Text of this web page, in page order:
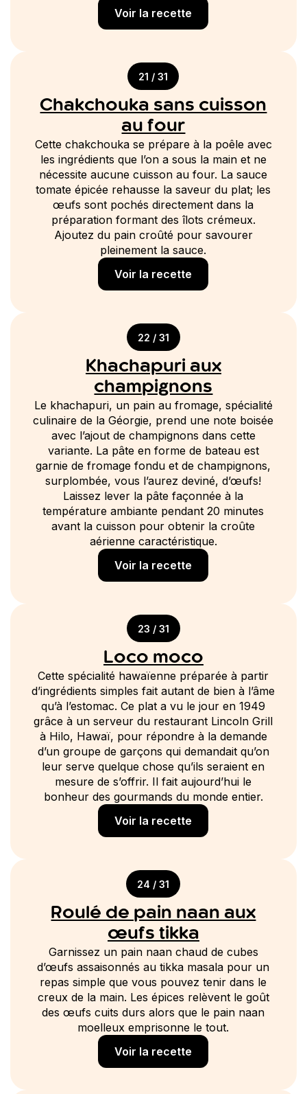
Voir la recette
21 / 31
Chakchouka sans cuisson
au four
Cette chakchouka se prépare à la poêle avec
les ingrédients que l’on a sous la main et ne
nécessite aucune cuisson au four. La sauce
tomate épicée rehausse la saveur du plat; les
œufs sont pochés directement dans la
préparation formant des îlots crémeux.
Ajoutez du pain croûté pour savourer
pleinement la sauce.
Voir la recette
22 / 31
Khachapuri aux
champignons
Le khachapuri, un pain au fromage, spécialité
culinaire de la Géorgie, prend une note boisée
avec l’ajout de champignons dans cette
variante. La pâte en forme de bateau est
garnie de fromage fondu et de champignons,
surplombée, vous l’aurez deviné, d’œufs!
Laissez lever la pâte façonnée à la
température ambiante pendant 20 minutes
avant la cuisson pour obtenir la croûte
aérienne caractéristique.
Voir la recette
23 / 31
Loco moco
Cette spécialité hawaïenne préparée à partir
d’ingrédients simples fait autant de bien à l’âme
qu’à l’estomac. Ce plat a vu le jour en 1949
grâce à un serveur du restaurant Lincoln Grill
à Hilo, Hawaï, pour répondre à la demande
d’un groupe de garçons qui demandait qu’on
leur serve quelque chose qu’ils seraient en
mesure de s’offrir. Il fait aujourd’hui le
bonheur des gourmands du monde entier.
Voir la recette
24 / 31
Roulé de pain naan aux
œufs tikka
Garnissez un pain naan chaud de cubes
d’œufs assaisonnés au tikka masala pour un
repas simple que vous pouvez tenir dans le
creux de la main. Les épices relèvent le goût
des œufs cuits durs alors que le pain naan
moelleux emprisonne le tout.
Voir la recette